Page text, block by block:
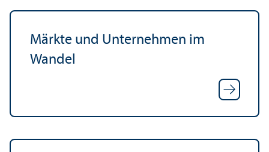
Märkte und Unter­nehmen im
Wandel